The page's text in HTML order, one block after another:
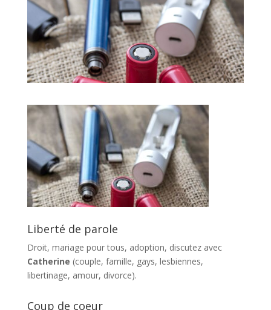
Liberté de parole
Droit, mariage pour tous, adoption, discutez avec
Catherine (couple, famille, gays, lesbiennes,
libertinage, amour, divorce).
Coup de coeur